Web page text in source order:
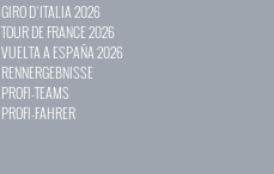
GIRO D`ITALIA 2026
TOUR DE FRANCE 2026
VUELTA A ESPAÑA 2026
RENNERGEBNISSE
PROFI-TEAMS
PROFI-FAHRER